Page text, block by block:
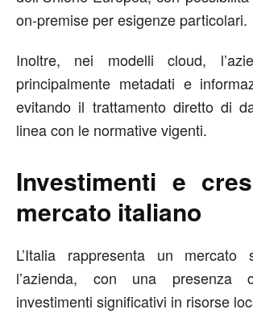
on-premise per esigenze particolari.
Inoltre, nei modelli cloud,
principalmente metadati e
evitando il trattamento diretto di
linea con le normative vigenti.
Investimenti e
mercato italiano
L’Italia rappresenta un mercato
l’azienda, con una presenza
investimenti significativi in risorse